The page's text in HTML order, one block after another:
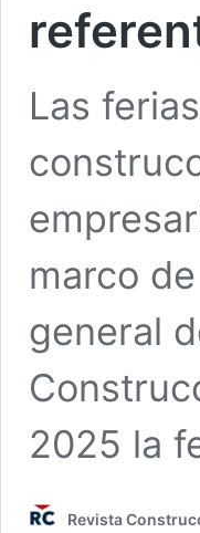
Las
marco
general
2025 la
Revista